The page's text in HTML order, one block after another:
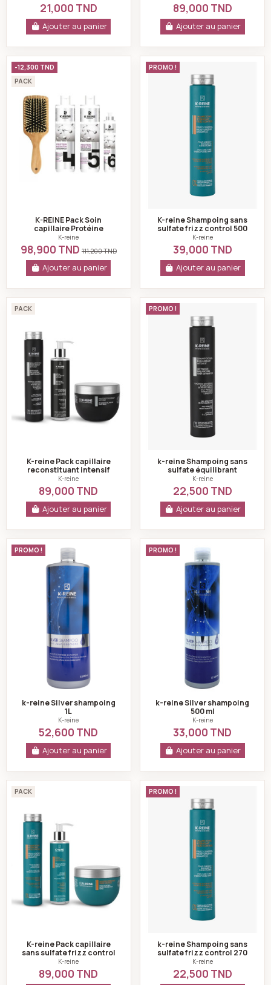
21,000 TND
Ajouter au panier
89,000 TND
Ajouter au panier
K-REINE Pack Soin capillaire Protéine Kératine 4-5-6
-12,300 TND
PACK
K-REINE Pack Soin
capillaire Protéine
Kératine 4-5-6 avec
Brosse
K-reine
98,900 TND 111,200 TND
Ajouter au panier
PROMO !
K-reine Shampoing sans
sulfate frizz control 500
ml
K-reine
39,000 TND
Ajouter au panier
K-reine Pack capillaire reconstituant intensif
PACK
K-reine Pack capillaire
reconstituant intensif
K-reine
89,000 TND
Ajouter au panier
PROMO !
k-reine Shampoing sans
sulfate équilibrant
intensif 270ml
K-reine
22,500 TND
Ajouter au panier
k-reine Silver shampoing 1L
PROMO !
k-reine Silver shampoing
1L
K-reine
52,600 TND
Ajouter au panier
k-reine Silver
PROMO !
k-reine Silver shampoing
500 ml
K-reine
33,000 TND
Ajouter au panier
K-reine Pack capillaire sans sulfate frizz control
PACK
K-reine Pack capillaire
sans sulfate frizz control
K-reine
89,000 TND
PROMO !
k-reine Shampoing sans
sulfate frizz control 270
ml
K-reine
22,500 TND